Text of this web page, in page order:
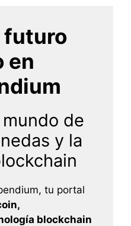
futuro
en
de
y la
tu portal
blockchain